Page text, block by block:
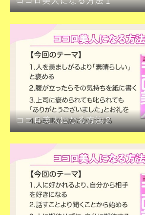
ココロ美人になる方法２